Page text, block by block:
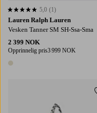
Lauren Ralph Lauren
Vesken Tanner SM SH-Ssa-Sma
2 399 NOK
Opprinnelig pris3 999 NOK
1 farge
5,0 basert på 1 karaktergivninger
5,0 (1)